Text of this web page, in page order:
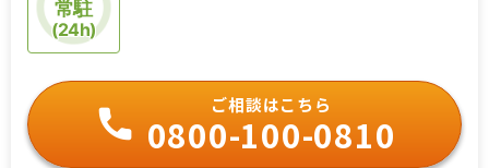
常駐
(24h)
ご相談はこちら
0800-100-0810